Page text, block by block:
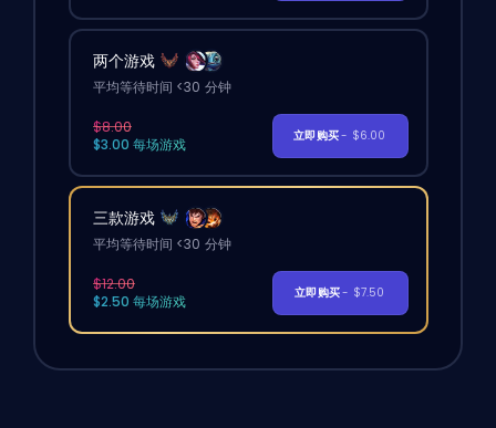
两个游戏
平均等待时间 <30 分钟
$8.00
$3.00 每场游戏
立即购买- $6.00
三款游戏
平均等待时间 <30 分钟
$12.00
$2.50 每场游戏
立即购买- $7.50